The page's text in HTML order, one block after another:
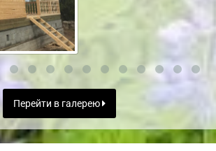
Перейти в галерею